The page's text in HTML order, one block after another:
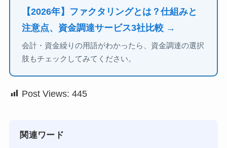
【2026年】ファクタリングとは？仕組みと
注意点、資金調達サービス3社比較 →
会計・資金繰りの用語がわかったら、資金調達の選択
肢もチェックしてみてください。
Post Views: 445
関連ワード